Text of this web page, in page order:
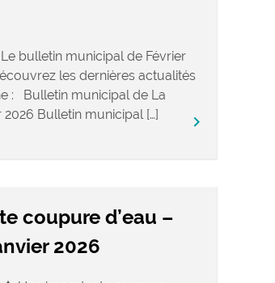
bulletin municipal de Février
les dernières actualités
: Bulletin municipal de La
Bulletin municipal […]
keyboard_arrow_right
coupure d’eau –
2026